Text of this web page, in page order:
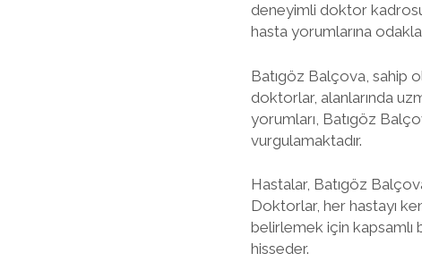
deneyimli doktor
hasta yorumlarına
Batıgöz Balçova, sahip
doktorlar, alanlarında
yorumları, Batıgöz
vurgulamaktadır.
Hastalar, Batıgöz
Doktorlar, her hastayı
belirlemek için kapsamlı
hisseder.